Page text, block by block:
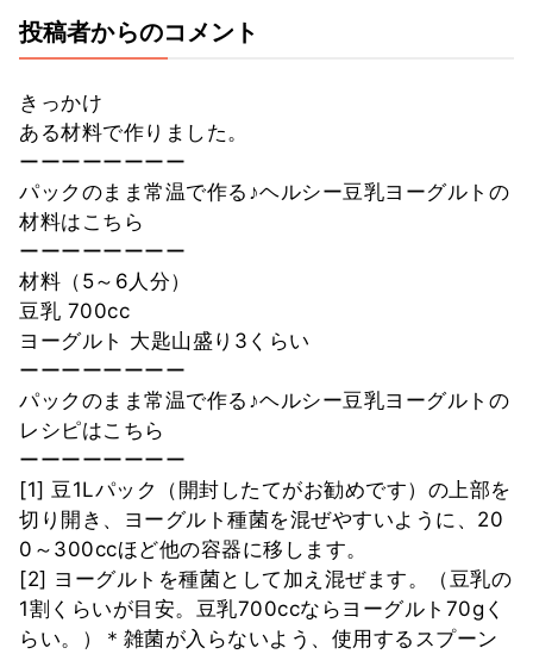
投稿者からのコメント
きっかけ
ある材料で作りました。
ーーーーーーーー
パックのまま常温で作る♪ヘルシー豆乳ヨーグルトの
材料はこちら
ーーーーーーーー
材料（5～6人分）
豆乳 700cc
ヨーグルト 大匙山盛り3くらい
ーーーーーーーー
パックのまま常温で作る♪ヘルシー豆乳ヨーグルトの
レシピはこちら
ーーーーーーーー
[1] 豆1Lパック（開封したてがお勧めです）の上部を
切り開き、ヨーグルト種菌を混ぜやすいように、20
0～300ccほど他の容器に移します。
[2] ヨーグルトを種菌として加え混ぜます。（豆乳の
1割くらいが目安。豆乳700ccならヨーグルト70gく
らい。）＊雑菌が入らないよう、使用するスプーン